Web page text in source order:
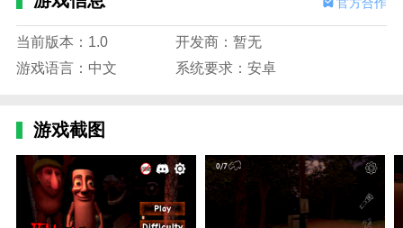
1、提供有趣的游戏内容，可以自由收集和捕捉其他
生物。
经生物。
3、提供丰富的游戏场景，其他场景有可怕的生物，
要小心避免。
4、测试玩家的决心和思考能力，提供大量工具帮助
当前版本：1.0
开发商：暂无
游戏语言：中文
系统要求：安卓
游戏截图